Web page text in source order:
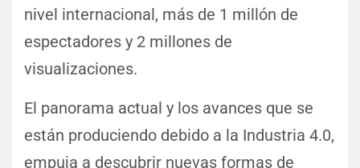
nivel internacional, más de 1 millón de
espectadores y 2 millones de
visualizaciones.
El panorama actual y los avances que se
están produciendo debido a la Industria 4.0,
empuja a descubrir nuevas formas de